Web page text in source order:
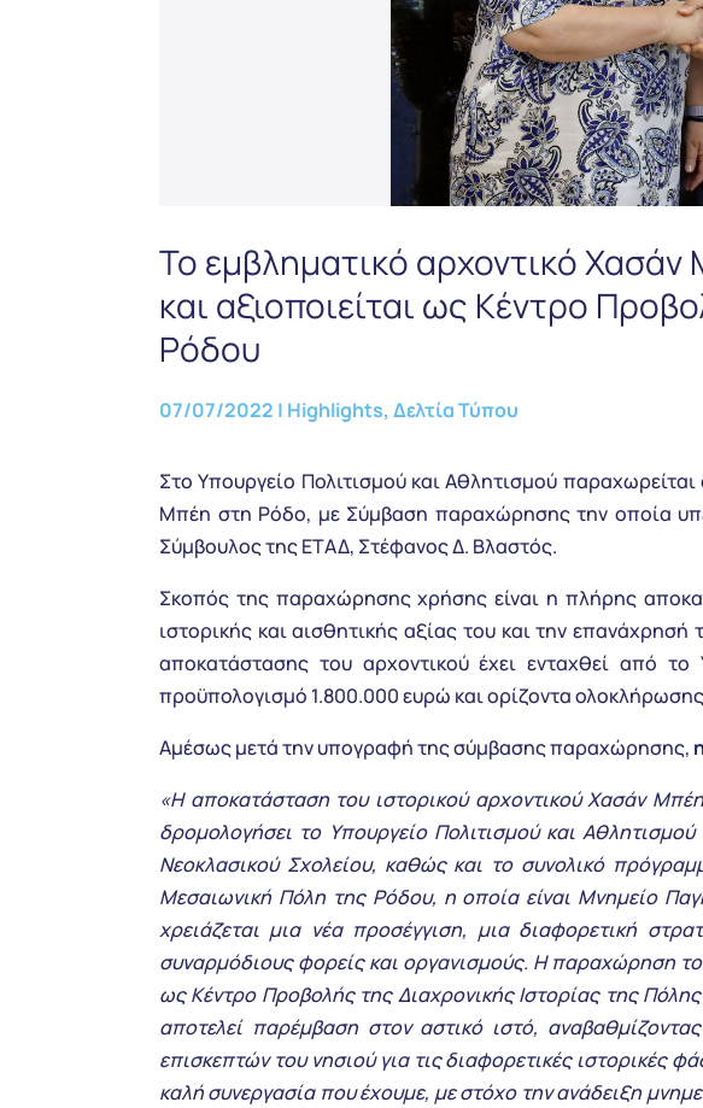
Το εμβληματικό αρχοντικό
και αξιοποιείται ως Κέντρο
Ρόδου
07/07/2022 | Highlights, Δελτία Τύπου
Στο Υπουργείο Πολιτισμού και Αθλητισμού
Μπέη στη Ρόδο, με Σύμβαση παραχώρησης την οποία
Σύμβουλος της ΕΤΑΔ, Στέφανος Δ. Βλαστός.
Σκοπός της παραχώρησης χρήσης είναι η πλήρης
ιστορικής και αισθητικής αξίας του και την
αποκατάστασης του αρχοντικού έχει ενταχθεί από
προϋπολογισμό 1.800.000 ευρώ και ορίζοντα
Αμέσως μετά την υπογραφή της σύμβασης παραχώρησης,
«Η αποκατάσταση του ιστορικού αρχοντικού Χασάν
δρομολογήσει το Υπουργείο Πολιτισμού και
Νεοκλασικού Σχολείου, καθώς και το συνολικό
Μεσαιωνική Πόλη της Ρόδου, η οποία είναι Μνημείο
χρειάζεται μια νέα προσέγγιση, μια διαφορετική
συναρμόδιους φορείς και οργανισμούς. Η παραχώρηση
ως Κέντρο Προβολής της Διαχρονικής Ιστορίας της
αποτελεί παρέμβαση στον αστικό ιστό,
επισκεπτών του νησιού για τις διαφορετικές ιστορικές
καλή συνεργασία που έχουμε, με στόχο την ανάδειξη